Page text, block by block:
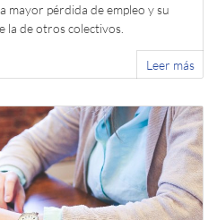
mayor pérdida de empleo y su
la de otros colectivos.
Leer más